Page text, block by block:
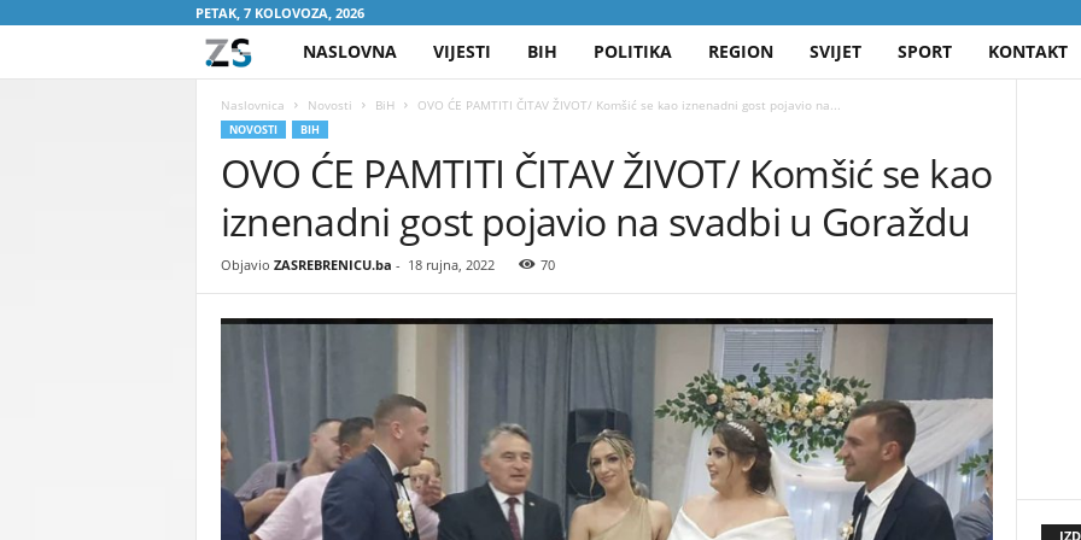
PETAK, 7 KOLOVOZA, 2026
A
S
E
B
N
I
NASLOVNA VIJESTI BIH POLITIKA REGION SVIJET SPORT KONTAKT
Naslovnica Novosti BiH OVO ĆE PAMTITI ČITAV ŽIVOT/ Komšić se kao iznenadni gost pojavio na...
NOVOSTI BIH
OVO ĆE PAMTITI ČITAV ŽIVOT/ Komšić se kao
iznenadni gost pojavio na svadbi u Goraždu
Objavio ZASREBRENICU.ba - 18 rujna, 2022 70